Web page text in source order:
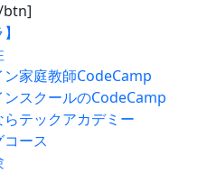
btn]
家庭教師CodeCamp
スクールのCodeCamp
テックアカデミー
ース